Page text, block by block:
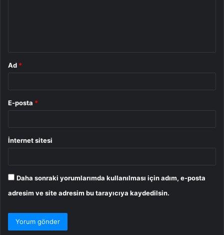
Ad *
E-posta *
İnternet sitesi
Daha sonraki yorumlarımda kullanılması için adım, e-posta
adresim ve site adresim bu tarayıcıya kaydedilsin.